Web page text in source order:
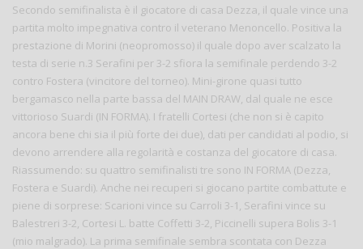
Secondo semifinalista è il giocatore di casa Dezza, il quale vince una
partita molto impegnativa contro il veterano Menoncello. Positiva la
prestazione di Morini (neopromosso) il quale dopo aver scalzato la
testa di serie n.3 Serafini per 3-2 sfiora la semifinale perdendo 3-2
contro Fostera (vincitore del torneo). Mini-girone quasi tutto
bergamasco nella parte bassa del MAIN DRAW, dal quale ne esce
vittorioso Suardi (IN FORMA). I fratelli Cortesi (che non si è capito
ancora bene chi sia il più forte dei due), dati per candidati al podio, si
devono arrendere alla regolarità e costanza del giocatore di casa.
Riassumendo: su quattro semifinalisti tre sono IN FORMA (Dezza,
Fostera e Suardi). Anche nei recuperi si giocano partite combattute e
piene di sorprese: Scarioni vince su Carroli 3-1, Serafini vince su
Balestreri 3-2, Cortesi L. batte Coffetti 3-2, Piccinelli supera Bolis 3-1
(mio malgrado). La prima semifinale sembra scontata con Dezza